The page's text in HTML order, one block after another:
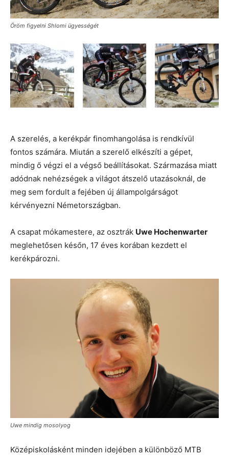
Öröm figyelni Shlomi ügyességét
A szerelés, a kerékpár finomhangolása is rendkívül
fontos számára. Miután a szerelő elkészíti a gépet,
mindig ő végzi el a végső beállításokat. Származása miatt
adódnak nehézségek a világot átszelő utazásoknál, de
meg sem fordult a fejében új állampolgárságot
kérvényezni Németországban.
A csapat mókamestere, az osztrák Uwe Hochenwarter
meglehetősen későn, 17 éves korában kezdett el
kerékpározni.
Uwe mindig mosolyog
Középiskolásként minden idejében a különböző MTB